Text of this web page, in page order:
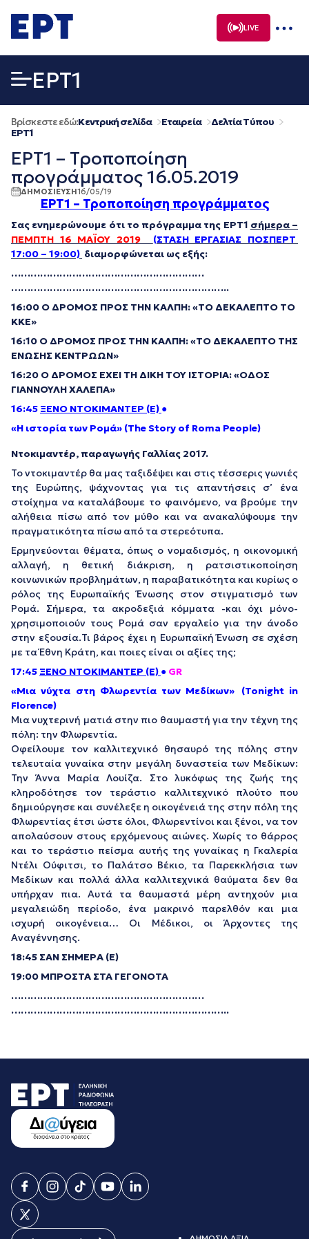
σε
περιεχόμενο
LIVE
EΡΤ1
Βρίσκεστε εδώ:Κεντρική σελίδα Εταιρεία
Δελτία Τύπου
EΡΤ1
ΕΡΤ1 – Τροποποίηση
προγράμματος 16.05.2019
ΔΗΜΟΣΙΕΥΣΗ16/05/19
ΕΡΤ1 – Τροποποίηση προγράμματος
Σας ενημερώνουμε ότι το πρόγραμμα της ΕΡΤ1 σήμερα –
ΠΕΜΠΤΗ 16 ΜΑΪΟΥ 2019 (ΣΤΑΣΗ ΕΡΓΑΣΙΑΣ ΠΟΣΠΕΡΤ
17:00 – 19:00) διαμορφώνεται ως εξής:
……………………………………………………
…………………………………………………………..
16:00 O ΔΡΟΜΟΣ ΠΡΟΣ ΤΗΝ ΚΑΛΠΗ: «ΤΟ ΔΕΚΑΛΕΠΤΟ ΤΟ
ΚΚΕ»
16:10 Ο ΔΡΟΜΟΣ ΠΡΟΣ ΤΗΝ ΚΑΛΠΗ: «ΤΟ ΔΕΚΑΛΕΠΤΟ ΤΗΣ
ΕΝΩΣΗΣ ΚΕΝΤΡΩΩΝ»
16:20 Ο ΔΡΟΜΟΣ ΕΧΕΙ ΤΗ ΔΙΚΗ ΤΟΥ ΙΣΤΟΡΙΑ: «ΟΔΟΣ
ΓΙΑΝΝΟΥΛΗ ΧΑΛΕΠΑ»
16:45 ΞΕΝΟ ΝΤΟΚΙΜΑΝΤΕΡ (Ε) ●
«H ιστορία των Ρομά» (The Story of Roma People)
Ντοκιμαντέρ, παραγωγής Γαλλίας 2017.
Το ντοκιμαντέρ θα μας ταξιδέψει και στις τέσσερις γωνιές
της Ευρώπης, ψάχνοντας για τις απαντήσεις σ’ ένα
στοίχημα να καταλάβουμε το φαινόμενο, να βρούμε την
αλήθεια πίσω από τον μύθο και να ανακαλύψουμε την
πραγματικότητα πίσω από τα στερεότυπα.
Ερμηνεύονται θέματα, όπως ο νομαδισμός, η οικονομική
αλλαγή, η θετική διάκριση, η ρατσιστικοποίηση
κοινωνικών προβλημάτων, η παραβατικότητα και κυρίως ο
ρόλος της Ευρωπαϊκής Ένωσης στον στιγματισμό των
Ρομά. Σήμερα, τα ακροδεξιά κόμματα -και όχι μόνο-
χρησιμοποιούν τους Ρομά σαν εργαλείο για την άνοδο
στην εξουσία.Τι βάρος έχει η Ευρωπαϊκή Ένωση σε σχέση
με τα Έθνη Κράτη, και ποιες είναι οι αξίες της;
17:45 ΞΕΝΟ ΝΤΟΚΙΜΑΝΤΕΡ (Ε) ● GR
«Μια νύχτα στη Φλωρεντία των Μεδίκων» (Tonight in
Florence)
Μια νυχτερινή ματιά στην πιο θαυμαστή για την τέχνη της
πόλη: την Φλωρεντία.
Οφείλουμε τον καλλιτεχνικό θησαυρό της πόλης στην
τελευταία γυναίκα στην μεγάλη δυναστεία των Μεδίκων:
Την Άννα ΜαρίαΛουίζα. Στο λυκόφως της ζωής της
κληροδότησε τον τεράστιο καλλιτεχνικό πλούτο που
δημιούργησε και συνέλεξε η οικογένειά της στην πόλη της
Φλωρεντίας έτσι ώστε όλοι, Φλωρεντίνοικαι ξένοι, να τον
απολαύσουν στους ερχόμενους αιώνες. Χωρίς το θάρρος
και το τεράστιο πείσμα αυτής της γυναίκας η Γκαλερία
Ντέλι Ούφιτσι, το Παλάτσο Βέκιο, τα Παρεκκλήσια των
Μεδίκων και πολλά άλλα καλλιτεχνικά θαύματα δεν θα
υπήρχαν πια. Αυτά τα θαυμαστά μέρη αντηχούν μια
μεγαλειώδη περίοδο, ένα μακρινό παρελθόν και μια
ισχυρή οικογένεια… Οι Μέδικοι, οι Άρχοντες της
Αναγέννησης.
18:45 ΣΑΝ ΣΗΜΕΡΑ (Ε)
19:00 ΜΠΡΟΣΤΑ ΣΤΑ ΓΕΓΟΝΟΤΑ
……………………………………………………
…………………………………………………………..